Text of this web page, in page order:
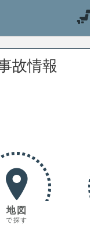
故情報
地図
で探す